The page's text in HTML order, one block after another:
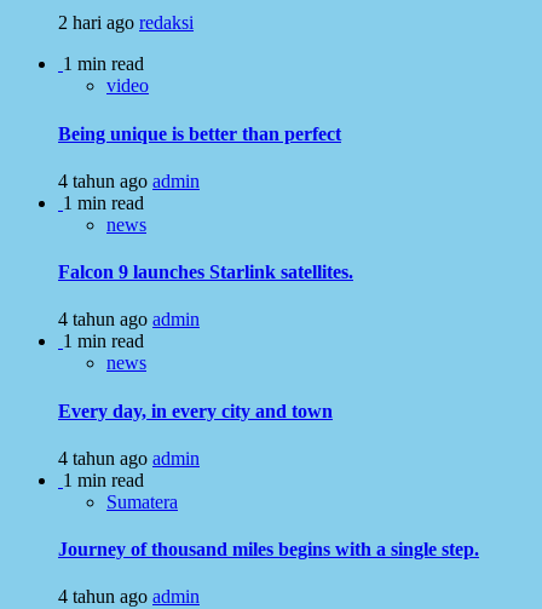
2 hari ago redaksi
1 min read
video
Being unique is better than perfect
4 tahun ago admin
1 min read
news
Falcon 9 launches Starlink satellites.
4 tahun ago admin
1 min read
news
Every day, in every city and town
4 tahun ago admin
1 min read
Sumatera
Journey of thousand miles begins with a single step.
4 tahun ago admin